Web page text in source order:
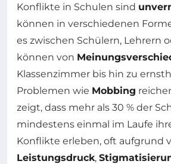
Konflikte in Schulen sind
können in verschiedenen
es zwischen Schülern, Lehrern
können von
Klassenzimmer bis hin zu
Problemen wie Mobbing
zeigt, dass mehr als 30 % der
mindestens einmal im Laufe
Konflikte erleben, oft aufgrund
Leistungsdruck,